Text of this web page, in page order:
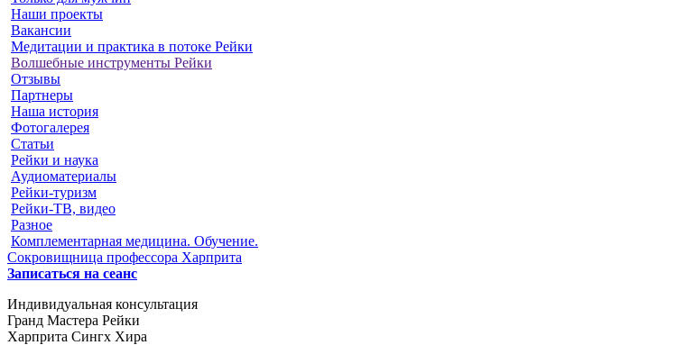
Наши проекты
Вакансии
Медитации и практика в потоке Рейки
Волшебные инструменты Рейки
Отзывы
Партнеры
Наша история
Фотогалерея
Статьи
Рейки и наука
Аудиоматериалы
Рейки-туризм
Рейки-ТВ, видео
Разное
Комплементарная медицина. Обучение.
Сокровищница профессора Харприта
Записаться на сеанс
Индивидуальная консультация
Гранд Мастера Рейки
Харприта Сингх Хира